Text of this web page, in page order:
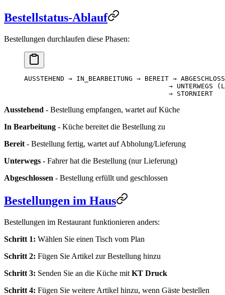
Bestellstatus-Ablauf
Bestellungen durchlaufen diese Phasen:
AUSSTEHEND → IN_BEARBEITUNG → BEREIT →
→ UNTERWEGS
                                    → STORNIERT
Ausstehend - Bestellung empfangen, wartet auf Küche
In Bearbeitung - Küche bereitet die Bestellung zu
Bereit - Bestellung fertig, wartet auf Abholung/Lieferung
Unterwegs - Fahrer hat die Bestellung (nur Lieferung)
Abgeschlossen - Bestellung erfüllt und geschlossen
Bestellungen im Haus
Bestellungen im Restaurant funktionieren anders:
Schritt 1: Wählen Sie einen Tisch vom Plan
Schritt 2: Fügen Sie Artikel zur Bestellung hinzu
Schritt 3: Senden Sie an die Küche mit KT Druck
Schritt 4: Fügen Sie weitere Artikel hinzu, wenn Gäste bestellen